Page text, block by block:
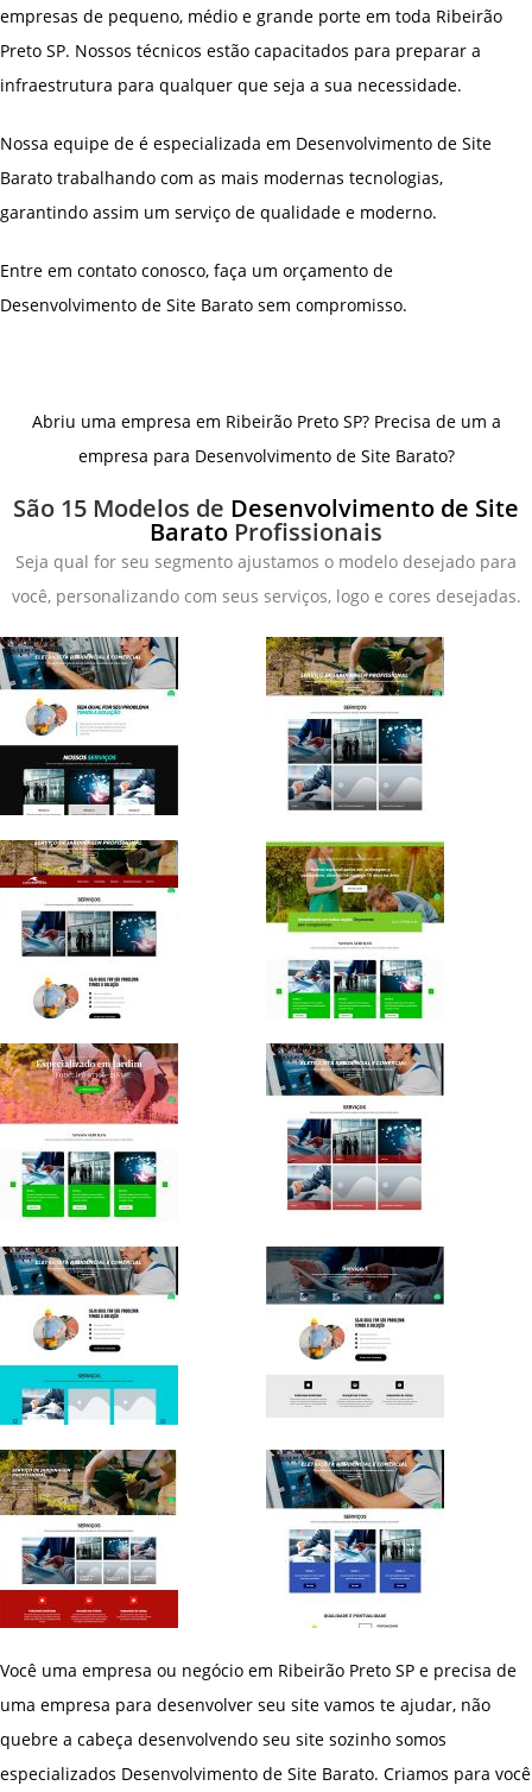
empresas de pequeno, médio e grande porte em toda Ribeirão
Preto SP. Nossos técnicos estão capacitados para preparar a
infraestrutura para qualquer que seja a sua necessidade.
Nossa equipe de é especializada em Desenvolvimento de Site
Barato trabalhando com as mais modernas tecnologias,
garantindo assim um serviço de qualidade e moderno.
Entre em contato conosco, faça um orçamento de
Desenvolvimento de Site Barato sem compromisso.
Abriu uma empresa em Ribeirão Preto SP? Precisa de um a
empresa para Desenvolvimento de Site Barato?
São 15 Modelos de Desenvolvimento de Site
Barato Profissionais
Seja qual for seu segmento ajustamos o modelo desejado para
você, personalizando com seus serviços, logo e cores desejadas.
Você uma empresa ou negócio em Ribeirão Preto SP e precisa de
uma empresa para desenvolver seu site vamos te ajudar, não
quebre a cabeça desenvolvendo seu site sozinho somos
especializados Desenvolvimento de Site Barato. Criamos para você